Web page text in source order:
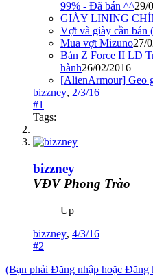
99% - Đã bán ^^29/
GIÀY LINING
Vợt và giày cần
Mua vợt Mizuno27/
Bán Z Force II LD
hành26/02/2016
[AlienArmour] Geo
bizzney, 2/3/16
#1
Tags:
bizzney
VĐV Phong Trào
Up
bizzney, 4/3/16
#2
(Bạn phải Đăng nhập hoặc Đăng